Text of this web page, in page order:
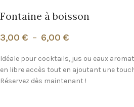
Fontaine à boisson
3,00 € – 6,00 €
Idéale pour cocktails, jus ou eaux
en libre accès tout en ajoutant une
Réservez dès maintenant !